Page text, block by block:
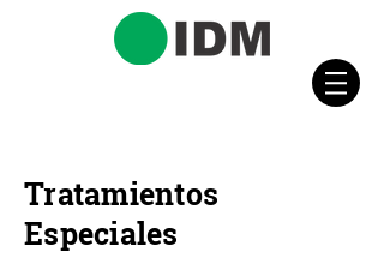
Tratamientos
Especiales